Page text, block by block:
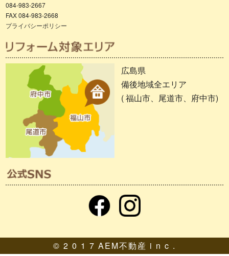
084-983-2667
FAX 084-983-2668
プライバシーポリシー
広島県
備後地域全エリア
( 福山市、尾道市、府中市)
© 2 0 1 7 AEM不動産 i n c .